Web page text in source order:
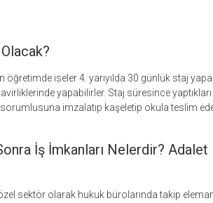
iseler 4. yarıyılda 30 günlük staj
yapabilirler. Staj süresince
imzalatıp kaşeletip okula teslim
İş İmkanları Nelerdir? Adalet
sektör olarak hukuk bürolarında takip